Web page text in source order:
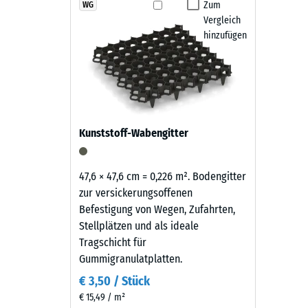
abgekehrt oder mit einem Hochdruckreiniger
austauschen. Dadurch bleibt der Belag pflegeleicht
wirkt
zeitlos
Schwarzton
fügt
sich
unauffällig
moderne
Außenanlagen
und
industriell
geprägte
Bereiche
Zum
Vergleich
hinzufügen
WG
Kunststoff-Wabengitter
47,6 × 47,6 cm = 0,226 m². Bodengitter
zur versickerungsoffenen
Befestigung von Wegen, Zufahrten,
Stellplätzen und als ideale
Tragschicht für
Gummigranulatplatten.
€ 3,50 / Stück
€ 15,49 / m²